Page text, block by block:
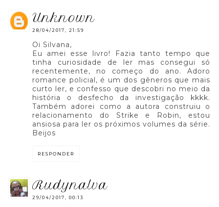
unknown
28/04/2017, 21:59
Oi Silvana,
Eu amei esse livro! Fazia tanto tempo que
tinha curiosidade de ler mas consegui só
recentemente, no começo do ano. Adoro
romance policial, é um dos gêneros que mais
curto ler, e confesso que descobri no meio da
história o desfecho da investigação kkkk.
Também adorei como a autora construiu o
relacionamento do Strike e Robin, estou
ansiosa para ler os próximos volumes da série.
Beijos
RESPONDER
rudynalva
29/04/2017, 00:13